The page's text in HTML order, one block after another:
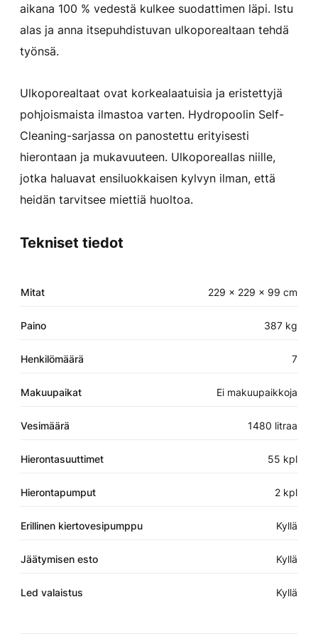
aikana 100 % vedestä kulkee suodattimen läpi. Istu
alas ja anna itsepuhdistuvan ulkoporealtaan tehdä
työnsä.
Ulkoporealtaat ovat korkealaatuisia ja eristettyjä
pohjoismaista ilmastoa varten. Hydropoolin Self-
Cleaning-sarjassa on panostettu erityisesti
hierontaan ja mukavuuteen. Ulkoporeallas niille,
jotka haluavat ensiluokkaisen kylvyn ilman, että
heidän tarvitsee miettiä huoltoa.
Tekniset tiedot
Mitat 229 x 229 x 99 cm
Paino 387 kg
Henkilömäärä 7
Makuupaikat Ei makuupaikkoja
Vesimäärä 1480 litraa
Hierontasuuttimet 55 kpl
Hierontapumput 2 kpl
Erillinen kiertovesipumppu Kyllä
Jäätymisen esto Kyllä
Led valaistus Kyllä